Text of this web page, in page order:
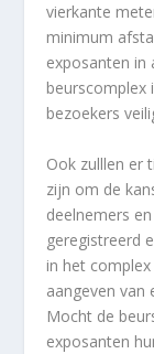
vierkante
minimum
exposanten in
beurscomplex
bezoekers
Ook zulllen er
zijn om de
deelnemers
geregistreerd
in het
aangeven van
Mocht de
exposanten